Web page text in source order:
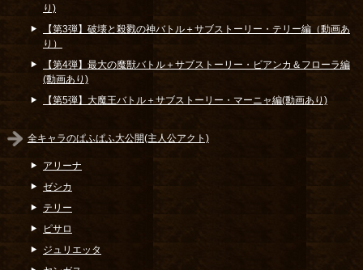
り)
【第3弾】破壊と殺戮の神バトル＋サブストーリー・テリー編（動画あ
り）
【第4弾】最大の魔獣バトル＋サブストーリー・ビアンカ＆フローラ編
(動画あり)
【第5弾】大魔王バトル＋サブストーリー・マーニャ編(動画あり)
全キャラのぱふぱふ大公開(主人公アクト)
アリーナ
ゼシカ
テリー
ピサロ
ジュリエッタ